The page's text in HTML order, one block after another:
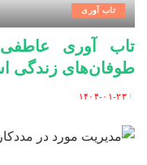
تاب آوری
تاب آوری عاطفی
طوفان‌های زندگی
Posted
۱۴۰۴-۰۱-۲۳